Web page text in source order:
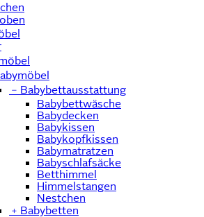
﹣ Babybettausstattung
Babybettwäsche
Babydecken
Babykissen
Babykopfkissen
Babymatratzen
Babyschlafsäcke
Betthimmel
Himmelstangen
Nestchen
﹢ Babybetten